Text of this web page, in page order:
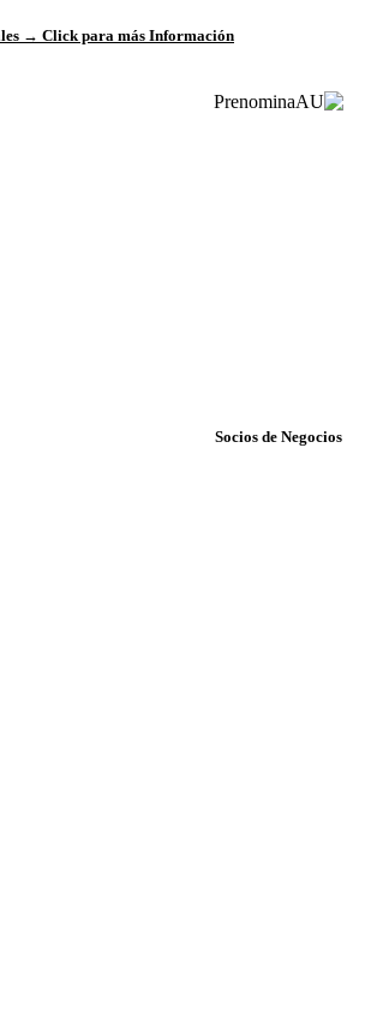
→ Click para más Información
Socios de Negocios